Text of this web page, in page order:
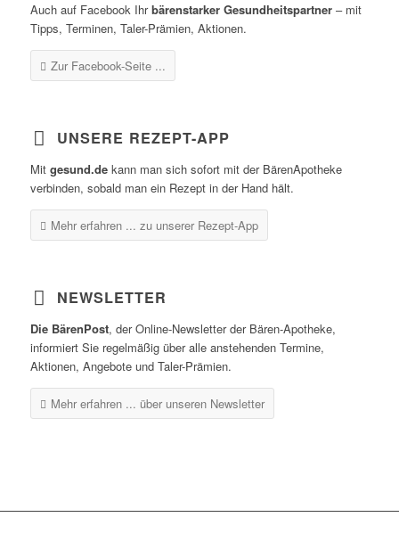
Auch auf Facebook Ihrbärenstarker Gesundheitspartner– mit
Tipps, Terminen, Taler-Prämien, Aktionen.
Zur Facebook-Seite ...
UNSERE REZEPT-APP
Mit gesund.dekann man sich sofort mit der BärenApotheke
verbinden, sobald man ein Rezept in der Hand hält.
Mehr erfahren ... zu unserer Rezept-App
NEWSLETTER
Die BärenPost, der Online-Newsletter der Bären-Apotheke,
informiert Sie regelmäßig über alle anstehenden Termine,
Aktionen, Angebote und Taler-Prämien.
Mehr erfahren ... über unseren Newsletter